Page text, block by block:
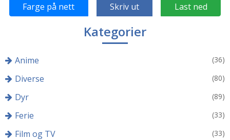
Farge på nett Skriv ut Last ned
Kategorier
Anime (36)
Diverse (80)
Dyr (89)
Ferie (33)
Film og TV (33)